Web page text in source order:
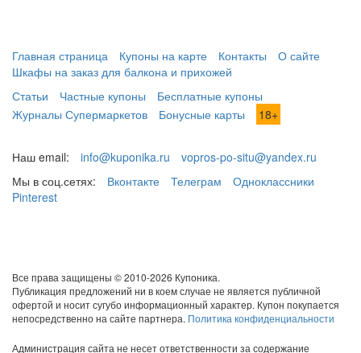
Главная страница Купоны на карте Контакты
О сайте
Шкафы на заказ для балкона и прихожей
Статьи
Частные купоны
Бесплатные купоны
Журналы Супермаркетов
Бонусные карты 18+
Наш email: info@kuponika.ru
vopros-po-situ@yandex.ru
Мы в соц.сетях:
Вконтакте Телеграм
Одноклассники
Pinterest
Все права защищены © 2010-2026 Купоника.
Публикация предложений ни в коем случае не является публичной
офертой и носит сугубо информационный характер. Купон покупается
непосредственно на сайте партнера. Политика конфиденциальности
Администрация сайта не несет ответственности за содержание